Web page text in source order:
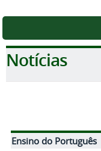
Notícias
Ensino do Português